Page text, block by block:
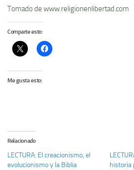
Tomado de www.religionenlibertad.com
Comparte esto:
Me gusta esto:
Relacionado
LECTURA: El creacionismo, el
evolucionismo y la Biblia
historia